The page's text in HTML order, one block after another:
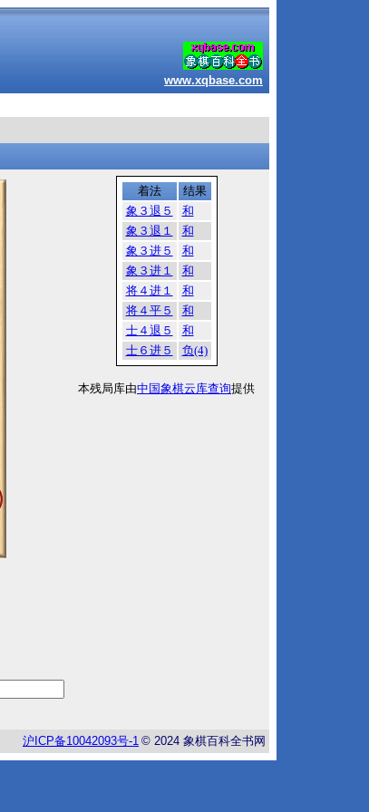
www.xqbase.com
着法
结果
象３退５
和
象３退１
和
象３进５
和
象３进１
和
将４进１
和
将４平５
和
士４退５
和
士６进５
负(4)
本残局库由中国象棋云库查询提供
沪 ICP备10042093号-1 © 2024 象棋百科全书网